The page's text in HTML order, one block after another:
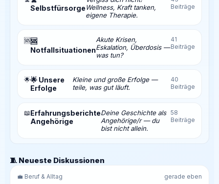
SelbstfürsorgeWellness, Kraft tanken,
eigene Therapie.
Beiträge
🆘🆘
Notfallsituationen
Akute Krisen,
Eskalation, Überdosis —
was tun?
41
Beiträge
🌟🌟 Unsere
Erfolge
Kleine und große Erfolge —
teile, was gut läuft.
40
Beiträge
📖Erfahrungsberichte
Angehörige
Deine Geschichte als
Angehörige/r — du
bist nicht allein.
58
Beiträge
🧵 Neueste Diskussionen
💼 Beruf & Alltag gerade eben